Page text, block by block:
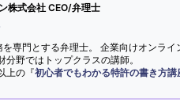
株式会社 CEO/弁理士
専門とする弁理士。 企業向けオンラ
野ではトップクラスの講師。
上の『初心者でもわかる特許の書き方講